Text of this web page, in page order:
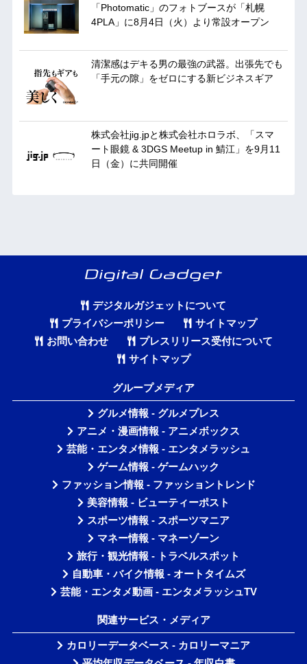
「Photomatic」のフォトブースが「札幌
4PLA」に8月4日（火）より常設オープン
清潔感はデキる男の最強の武器。出張先でも
「手元の隙」をゼロにする新ビジネスギア
株式会社jig.jpと株式会社ホロラボ、「スマ
ート眼鏡 & 3DGS Meetup in 鯖江」を9月11
日（金）に共同開催
デジタルガジェットについて
プライバシーポリシー
サイトマップ
お問い合わせ
プレスリリース受付について
サイトマップ
グループメディア
グルメ情報 - グルメプレス
アニメ・漫画情報 - アニメボックス
芸能・エンタメ情報 - エンタメラッシュ
ゲーム情報 - ゲームハック
ファッション情報 - ファッショントレンド
美容情報 - ビューティーポスト
スポーツ情報 - スポーツマニア
マネー情報 - マネーゾーン
旅行・観光情報 - トラベルスポット
自動車・バイク情報 - オートタイムズ
芸能・エンタメ動画 - エンタメラッシュTV
関連サービス・メディア
カロリーデータベース - カロリーマニア